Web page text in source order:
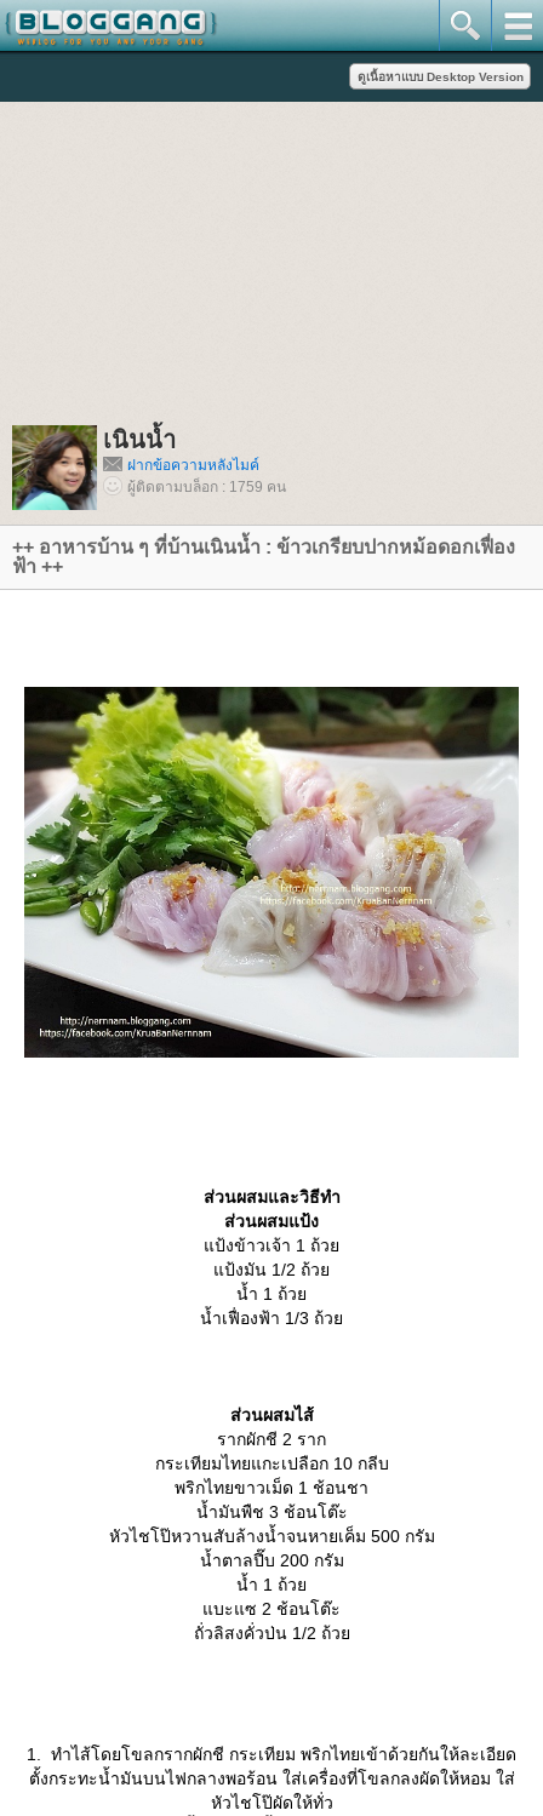
เนินน้ำ
ฝากข้อความหลังไมค์
ผู้ติดตามบล็อก : 1759 คน
++ อาหารบ้าน ๆ ที่บ้านเนินน้ำ : ข้าวเกรียบปากหม้อดอกเฟื่อง
ฟ้า ++
ส่วนผสมและวิธีทำ
ส่วนผสมแป้ง
ป้งข้าวเจ้า 1 ถ้ว
ป้งมัน 1/2 ถ้ว
น้ำ 1 ถ้ว
น้ำเฟื่องฟ้า 1/3 ถ้ว
ส่วนผสมไส้
รากผักชี 2 ราก
กระเทียมไทยแกะเปลือก 10 กลีบ
พริกไทยขาวเม็ด 1 ช้อนชา
น้ำมันพืช 3 ช้อนโต๊ะ
หัวไชโป๊หวานสับล้างน้ำจนหายเค็ม 500 กรัม
น้ำตาลปี๊บ 200 กรัม
น้ำ 1 ถ้ว
บะแซ 2 ช้อนโต๊ะ
ถั่วลิสงคั่วป่น 1/2 ถ้ว
1. ทำไส้โดยโขลกรากผักชี กระเทียม พริกไทยเข้าด้วยกันให้ละเอียด
ตั้งกระทะน้ำมันบนไฟกลางพอร้อน ใส่เครื่องที่โขลกลงผัดให้หอม ใส่
หัวไชโป๊ผัดให้ทั่ว